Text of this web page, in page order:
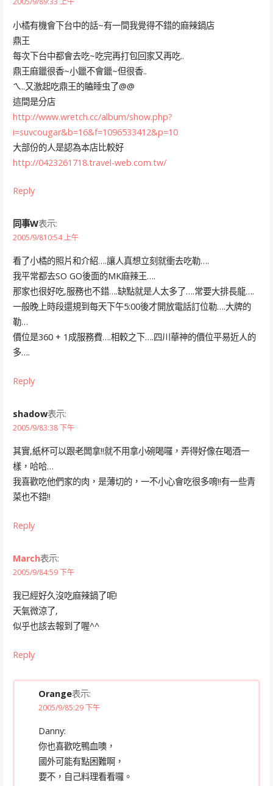
小橘有機會下台中的話~有一間我覺得不錯的麻辣鍋店
鼎王
每次下台中都會去吃~吃完再打包回家又再吃..
鼎王麻鑞很香~小鑞不會鑞~但很香..
ㄟ..又激起吃鼎王的瞌睡虫了@@
這間是分店
http://www.wretch.cc/album/show.php?
i=suvcougar&b=16&f=1096533412&p=10
大部份的人是認為本店比較好
http://0423261718.travel-web.com.tw/
Reply
同事W表示:
2005/9/810:54 上午
看了小橘的照片和介紹….讓人真想立刻就衝去吃勒….
我平常都去SO GO後面的MK麻辣王….
那家也很好吃,服務也不錯….缺點就是人太多了….常要大排長龍….
一般晚上時段還規到每天下午5:00後才開放電話訂位勒….大牌的
勒…
價位是360 + 1成服務費….相較之下….四川華神的價位平易近人的
多….
Reply
shadow表示:
2005/9/83:38 下午
其實,紙杯可以跟老闆拿!!就不用拿小碗喝囉，弄得好像在喝酒一
樣，哈哈…
我喜歡吃他們家的肉，是薄切的，一不小心會吃很多唷!!有一些青
菜也不錯!!
Reply
March表示:
2005/9/84:59 下午
我已經好久沒吃麻辣鍋了呢!
天氣微涼了,
似乎也該去報到了喔^^
Reply
Orange表示:
2005/9/85:29 下午
Danny:
你也喜歡吃鴨血噢，
國外可能有點困難啊，
要不，自己料理看看囉。